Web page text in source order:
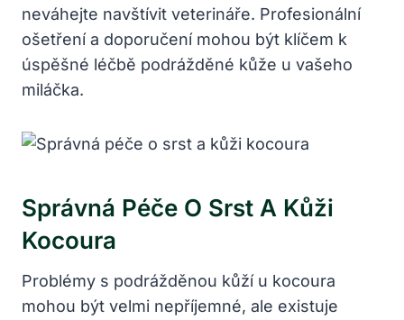
neváhejte navštívit veterináře. Profesionální
ošetření a doporučení mohou být klíčem k
úspěšné léčbě podrážděné kůže u vašeho
miláčka.
Správná Péče O Srst A Kůži
Kocoura
Problémy s podrážděnou kůží u kocoura
mohou být velmi nepříjemné, ale existuje